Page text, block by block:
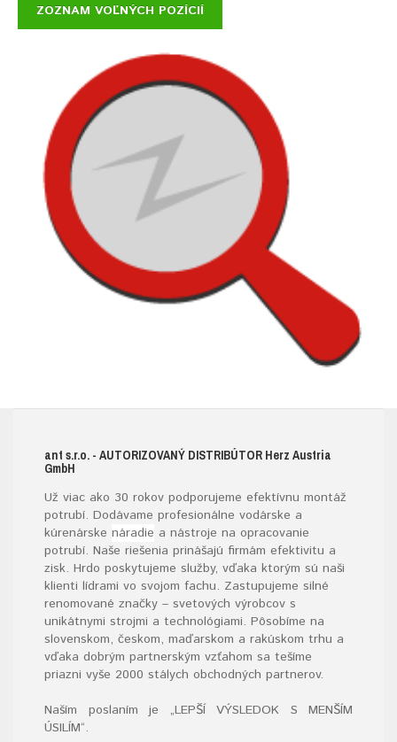
ZOZNAM VOĽNÝCH POZÍCIÍ
ant s.r.o. - AUTORIZOVANÝ DISTRIBÚTOR Herz Austria
GmbH
Už viac ako 30 rokov podporujeme efektívnu montáž
potrubí. Dodávame profesionálne vodárske a
kúrenárske náradie a nástroje na opracovanie
potrubí. Naše riešenia prinášajú firmám efektivitu a
zisk. Hrdo poskytujeme služby, vďaka ktorým sú naši
klienti lídrami vo svojom fachu. Zastupujeme silné
renomované značky – svetových výrobcov s
unikátnymi strojmi a technológiami. Pôsobíme na
slovenskom, českom, maďarskom a rakúskom trhu a
vďaka dobrým partnerským vzťahom sa tešíme
priazni vyše 2000 stálych obchodných partnerov.
Naším poslaním je „LEPŠÍ VÝSLEDOK S MENŠÍM
ÚSILÍM“.